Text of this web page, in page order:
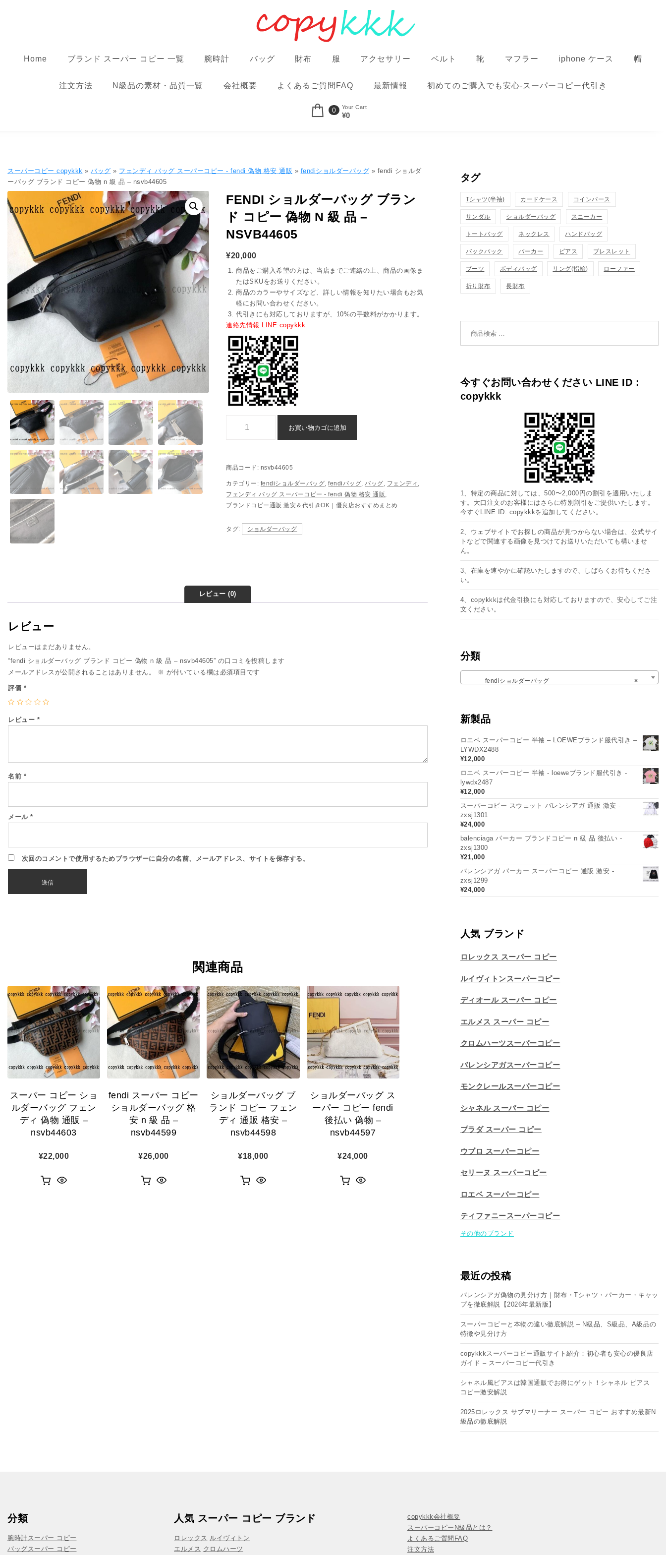
Home ブランド スーパー コピー 一覧 腕時計 バッグ 財布 服 アクセサリー ベルト 靴 マフラー iphone ケース 帽
注文方法 N級品の素材・品質一覧 会社概要 よくあるご質問FAQ 最新情報 初めてのご購入でも安心-スーパーコピー代引き
0 Your Cart
¥0
スーパーコピー copykkk » バッグ » フェンディ バッグ スーパーコピー - fendi 偽物 格安 通販 » fendiショルダーバッグ » fendi ショルダ
ーバッグ ブランド コピー 偽物 n 級 品 – nsvb44605
FENDI ショルダーバッグ ブラン
ド コピー 偽物 N 級 品 –
NSVB44605
¥20,000
商品をご購入希望の方は、当店までご連絡の上、商品の画像ま
たはSKUをお送りください。
商品のカラーやサイズなど、詳しい情報を知りたい場合もお気
軽にお問い合わせください。
代引きにも対応しておりますが、10%の手数料がかかります。
連絡先情報 LINE:copykkk
お買い物カゴに追加
商品コード: nsvb44605
カテゴリー: fendiショルダーバッグ ,fendiバッグ バッグ フェンディ
フェンディ バッグ スーパーコピー - fendi 偽物 格安 通販
ブランドコピー通販 激安＆代引きOK｜優良店おすすめまとめ
タグ: ショルダーバッグ
レビュー (0)
レビュー
レビューはまだありません。
“fendi ショルダーバッグ ブランド コピー 偽物 n 級 品 – nsvb44605” の口コミを投稿します
メールアドレスが公開されることはありません。
※ が付いている欄は必須項目です
評価 *
レビュー *
名前 *
メール *
次回のコメントで使用するためブラウザーに自分の名前、メールアドレス、サイトを保存する。
関連商品
スーパー コピー ショ
ルダーバッグ フェン
ディ 偽物 通販 –
nsvb44603
¥22,000
fendi スーパー コピー
ショルダーバッグ 格
安 n 級 品 –
nsvb44599
¥26,000
ショルダーバッグ ブ
ランド コピー フェン
ディ 通販 格安 –
nsvb44598
¥18,000
ショルダーバッグ ス
ーパー コピー fendi
後払い 偽物 –
nsvb44597
¥24,000
タグ
Tシャツ(半袖) カードケース コインパース
サンダル ショルダーバッグ スニーカー
トートバッグ ネックレス ハンドバッグ
バックパック パーカー ピアス ブレスレット
ブーツ ボディバッグ リング(指輪) ローファー
折り財布 長財布
今すぐお問い合わせください LINE ID：
copykkk
1、特定の商品に対しては、500〜2,000円の割引を適用いたしま
す。大口注文のお客様にはさらに特別割引をご提供いたします。
今すぐLINE ID: copykkkを追加してください。
2、ウェブサイトでお探しの商品が見つからない場合は、公式サイ
トなどで関連する画像を見つけてお送りいただいても構いませ
ん。
3、在庫を速やかに確認いたしますので、しばらくお待ちくださ
い。
4、copykkkは代金引換にも対応しておりますので、安心してご注
文ください。
分類
×
fendiショルダーバッグ
新製品
ロエベ スーパーコピー 半袖 – LOEWEブランド服代引き –
LYWDX2488
¥12,000
ロエベ スーパーコピー 半袖 - loeweブランド服代引き -
lywdx2487
¥12,000
スーパーコピー スウェット バレンシアガ 通販 激安 -
zxsj1301
¥24,000
balenciaga パーカー ブランドコピー n 級 品 後払い -
zxsj1300
¥21,000
バレンシアガ パーカー スーパーコピー 通販 激安 -
zxsj1299
¥24,000
人気 ブランド
ロレックス スーパー コピー
ルイヴィトンスーパーコピー
ディオール スーパー コピー
エルメス スーパー コピー
クロムハーツスーパーコピー
バレンシアガスーパーコピー
モンクレールスーパーコピー
シャネル スーパー コピー
プラダ スーパー コピー
ウブロ スーパーコピー
セリーヌ スーパーコピー​
ロエベ スーパーコピー
ティファニースーパーコピー
その他のブランド
最近の投稿
バレンシアガ偽物の見分け方｜財布・Tシャツ・パーカー・キャッ
プを徹底解説【2026年最新版】
スーパーコピーと本物の違い徹底解説 – N級品、S級品、A級品の
特徴や見分け方
copykkkスーパーコピー通販サイト紹介：初心者も安心の優良店
ガイド – スーパーコピー代引き
シャネル風ピアスは韓国通販でお得にゲット！シャネル ピアス
コピー​激安解説
2025ロレックス サブマリーナー スーパー コピー おすすめ最新N
級品の徹底解説
分類
腕時計スーパー コピー
バッグスーパー コピー
人気 スーパー コピー ブランド
ロレックス ルイヴィトン
エルメス クロムハーツ
copykkk会社概要
スーパーコピーN級品とは？
よくあるご質問FAQ
注文方法